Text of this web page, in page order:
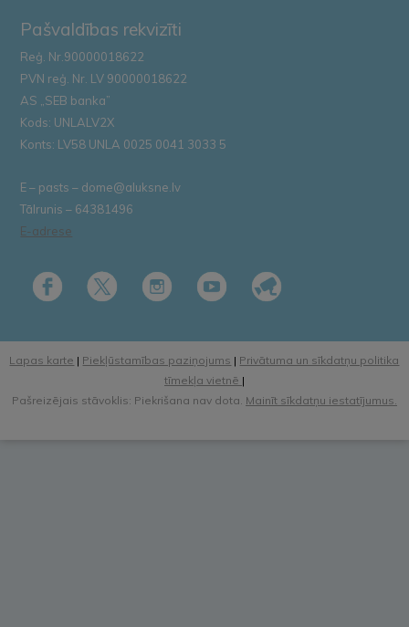
Pašvaldības rekvizīti
Reģ. Nr.90000018622
PVN reģ. Nr. LV 90000018622
AS „SEB banka”
Kods: UNLALV2X
Konts: LV58 UNLA 0025 0041 3033 5
E – pasts – dome@aluksne.lv
Tālrunis – 64381496
E-adrese
Lapas karte | Piekļūstamības paziņojums | Privātuma un sīkdatņu politika
tīmekļa vietnē |
Pašreizējais stāvoklis: Piekrišana nav dota. Mainīt sīkdatņu iestatījumus.